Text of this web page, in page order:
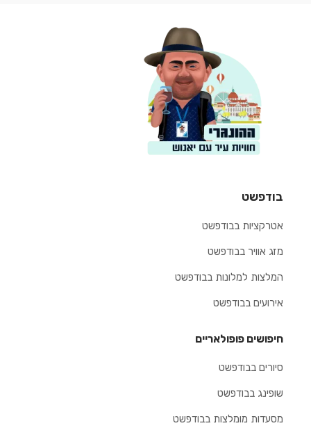
בודפשט
אטרקציות בבודפשט
מזג אוויר בבודפשט
המלצות למלונות בבודפשט
אירועים בבודפשט
חיפושים פופולאריים
סיורים בבודפשט
שופינג בבודפשט
מסעדות מומלצות בבודפשט